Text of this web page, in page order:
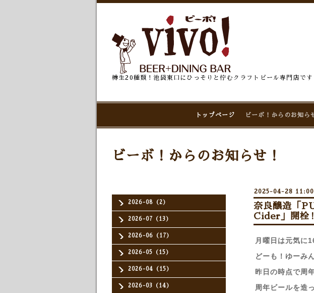
樽生20種類！池袋東口にひっそりと佇むクラフトビール専門店です
トップページ ビーボ！からのお知ら
2026-08（2）
2026-07（13）
2026-06（17）
2026-05（15）
2026-04（15）
2026-03（14）
ビーボ！からのお知らせ！
2025-04-28
奈良醸造「
Cider」開栓
月曜日は元気に
どーも！ゆーみ
昨日の時点で周
周年ビールを